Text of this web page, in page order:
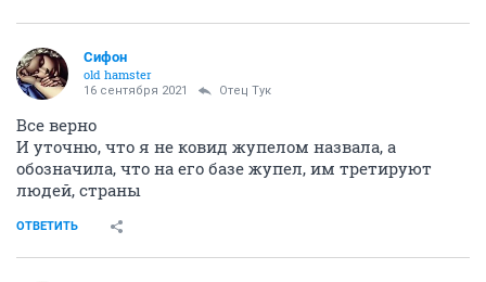
Сифон
old hamster
16 сентября 2021 Отец Тук
Все верно
И уточню, что я не ковид жупелом назвала, а
обозначила, что на его базе жупел, им третируют
людей, страны
ОТВЕТИТЬ